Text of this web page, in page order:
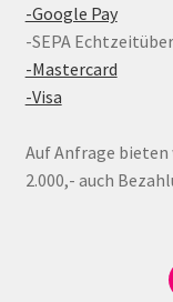
-Google Pay
-SEPA
-Mastercard
-Visa
Auf Anfrage
2.000,- auch